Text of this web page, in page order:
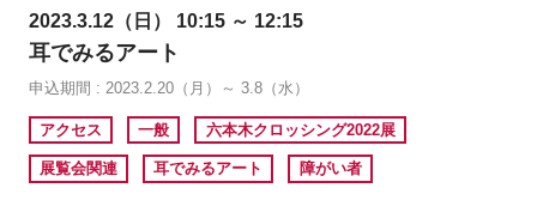
2023.3.12（日） 10:15 ～ 12:15
耳でみるアート
申込期間 : 2023.2.20（月）～ 3.8（水）
アクセス 一般 六本木クロッシング2022展
展覧会関連 耳でみるアート 障がい者